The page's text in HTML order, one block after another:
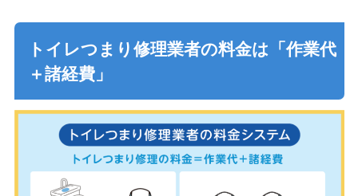
トイレつまり修理業者の料金は「作業代
＋諸経費」